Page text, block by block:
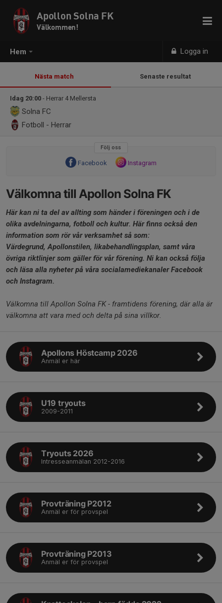
Hem Logga in
Apollon Solna FK
Välkommen!
Nästa match Senaste resultat
Idag 20:00 - Herrar 4 Mellersta
Solna FC
Fotboll - Herrar
Följ oss
Facebook Instagram
Välkomna till Apollon Solna FK
Härkan ni ta del av allting som händer i föreningen och i de
olika avdelningarna, fotboll och kultur. Här finns också den
information som rör vår verksamhet så som:
Värdegrund,Apollonstilen, likabehandlingsplan, samt våra
övriga riktlinjer som gäller för vår förening. Ni kan också följa
och läsa alla nyheter på våra socialamediekanaler Facebook
och Instagram.
Välkomna till Apollon Solna FK - framtidens förening, där alla är
välkomna att vara med och delta på sina villkor.
Apollons Höstcamp 2026
Anmäl er här
U19 tryouts
2009-2011
Tryouts 2026
Intresseanmälan 2012-2016
Provträning P2012
Anmäl er för provspel
Provträning P2013
Anmäl er för provspel